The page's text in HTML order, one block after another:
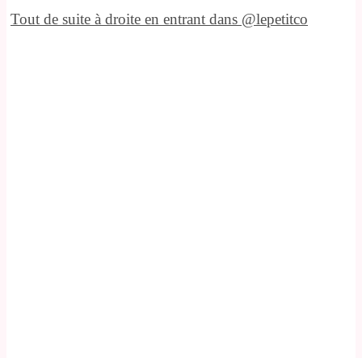
Tout de suite à droite en entrant dans @lepetitco